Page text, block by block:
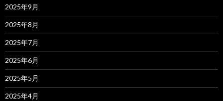
2025年9月
2025年8月
2025年7月
2025年6月
2025年5月
2025年4月